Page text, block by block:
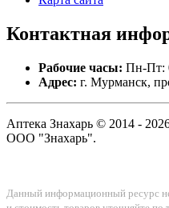
Контактная
Рабочие часы: Пн-Пт:
Адрес: г. Мурманск,
Аптека Знахарь © 2014 -
ООО "Знахарь".
Данный информационный ресурс